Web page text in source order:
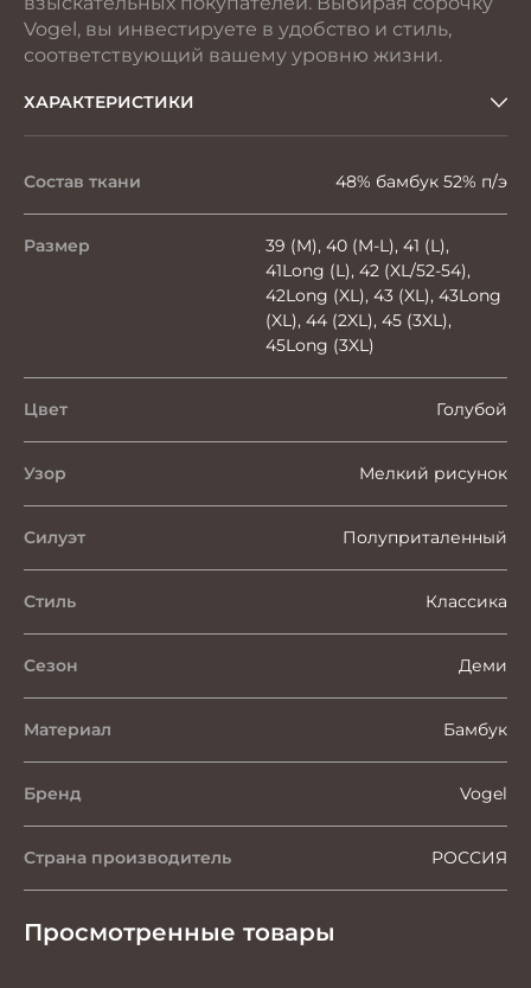
Vogel, вы инвестируете в удобство и стиль,
соответствующий вашему уровню жизни.
ХАРАКТЕРИСТИКИ
Состав ткани 48% бамбук 52% п/э
Размер
39 (M), 40 (M-L), 41 (L),
41Long (L), 42 (XL/52-54),
42Long (XL), 43 (XL), 43Long
(XL), 44 (2XL), 45 (3XL),
45Long (3XL)
Цвет Голубой
Узор Мелкий рисунок
Силуэт Полуприталенный
Стиль Классика
Сезон Деми
Материал Бамбук
Бренд Vogel
Страна производитель РОССИЯ
Просмотренные товары